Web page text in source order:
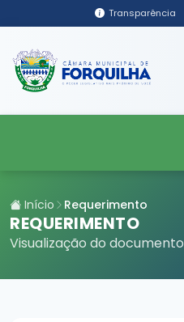
Transparência
Início Requerimento
REQUERIMENTO
Visualização do documento